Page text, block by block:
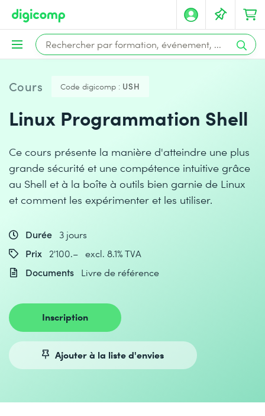
Cours Code digicomp : USH
Linux Programmation Shell
Ce cours présente la manière d'atteindre une plus
grande sécurité et une compétence intuitive grâce
au Shell et à la boîte à outils bien garnie de Linux
et comment les expérimenter et les utiliser.
Durée 3 jours
Prix
2'100.– excl. 8.1% TVA
Documents
Livre de référence
Inscription
Ajouter à la liste d'envies